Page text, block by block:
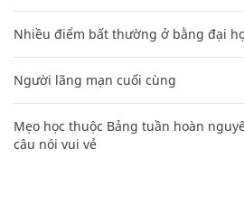
Nhiều điểm bất thường ở bằng đại
Người lãng mạn cuối cùng
Mẹo học thuộc Bảng tuần hoàn
câu nói vui vẻ